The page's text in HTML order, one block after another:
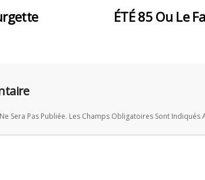
ÉTÉ 85 Ou Le
Sera Pas Publiée. Les Champs Obligatoires Sont Indiqués